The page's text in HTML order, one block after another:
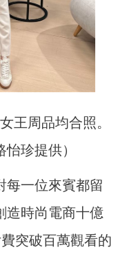
王周品均合照。
怡珍提供）
每一位來賓都留
造時尚電商十億
突破百萬觀看的